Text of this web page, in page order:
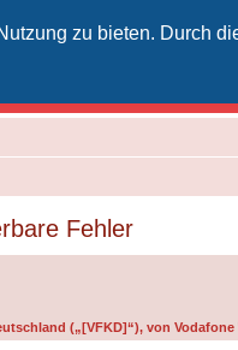
zu bieten. Durch
Fehler
(„[VFKD]“), von